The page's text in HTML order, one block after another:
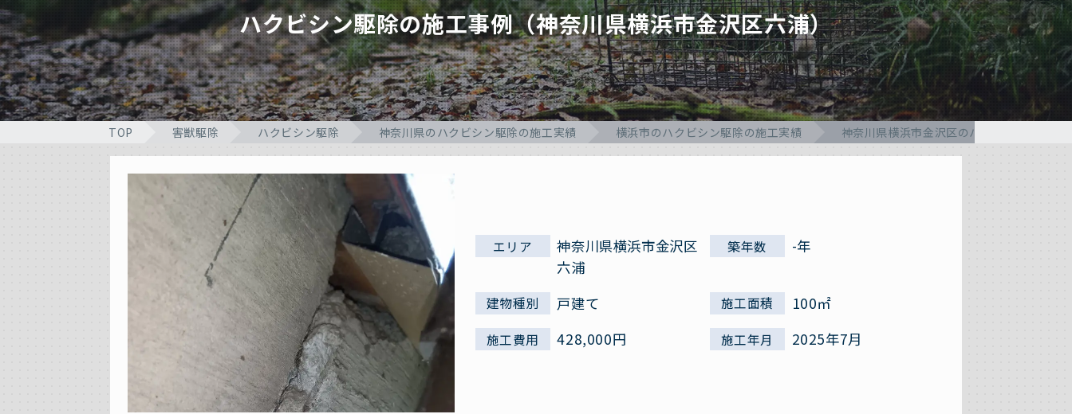
ハクビシン駆除の施工事例（神奈川県横浜市金沢区六浦）
TOP 害獣駆除 ハクビシン駆除 神奈川県のハクビシン駆除の施工実績 横浜市のハクビシン駆除の施工実績 神奈川県横浜市金沢区のハクビシン駆除の
エリア
神奈川県横浜市金沢区
六浦
築年数 -年
建物種別 戸建て 施工面積 100㎡
施工費用 428,000円 施工年月 2025年7月